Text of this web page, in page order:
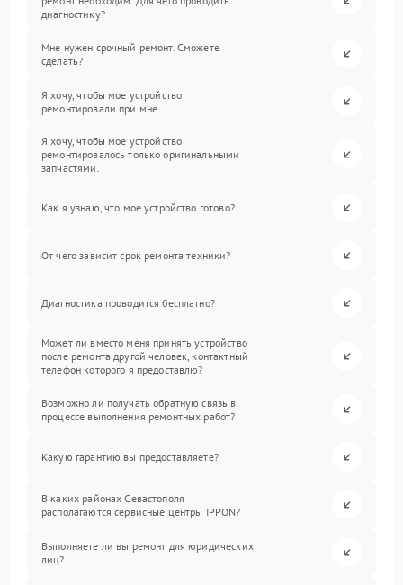
диагностику?
Мне нужен срочный ремонт. Сможете
сделать?
Я хочу, чтобы мое устройство
ремонтировали при мне.
Я хочу, чтобы мое устройство
ремонтировалось только оригинальными
запчастями.
Как я узнаю, что мое устройство готово?
От чего зависит срок ремонта техники?
Диагностика проводится бесплатно?
Может ли вместо меня принять устройство
после ремонта другой человек, контактный
телефон которого я предоставлю?
Возможно ли получать обратную связь в
процессе выполнения ремонтных работ?
Какую гарантию вы предоставляете?
В каких районах Севастополя
располагаются сервисные центры IPPON?
Выполняете ли вы ремонт для юридических
лиц?